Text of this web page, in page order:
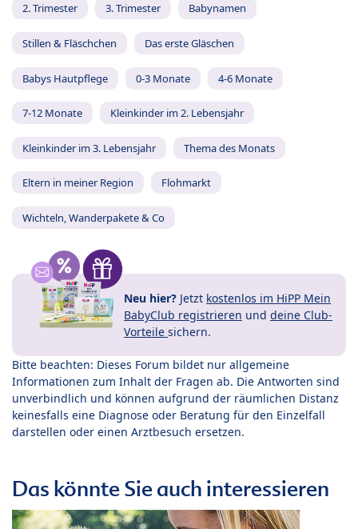
2. Trimester 3. Trimester Babynamen
Stillen & Fläschchen Das erste Gläschen
Babys Hautpflege 0-3 Monate 4-6 Monate
7-12 Monate Kleinkinder im 2. Lebensjahr
Kleinkinder im 3. Lebensjahr Thema des Monats
Eltern in meiner Region Flohmarkt
Wichteln, Wanderpakete & Co
Neu hier? Jetzt kostenlos im HiPP Mein
BabyClub registrieren und deine Club-
Vorteile sichern.
Bitte beachten: Dieses Forum bildet nur allgemeine
Informationen zum Inhalt der Fragen ab. Die Antworten sind
unverbindlich und können aufgrund der räumlichen Distanz
keinesfalls eine Diagnose oder Beratung für den Einzelfall
darstellen oder einen Arztbesuch ersetzen.
Das könnte Sie auch interessieren